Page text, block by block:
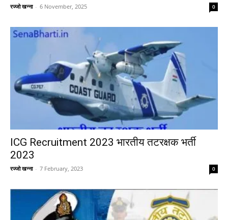
रज्जो खन्ना - 6 November, 2025 0
ICG Recruitment 2023 भारतीय तटरक्षक भर्ती
2023
रज्जो खन्ना - 7 February, 2023 0